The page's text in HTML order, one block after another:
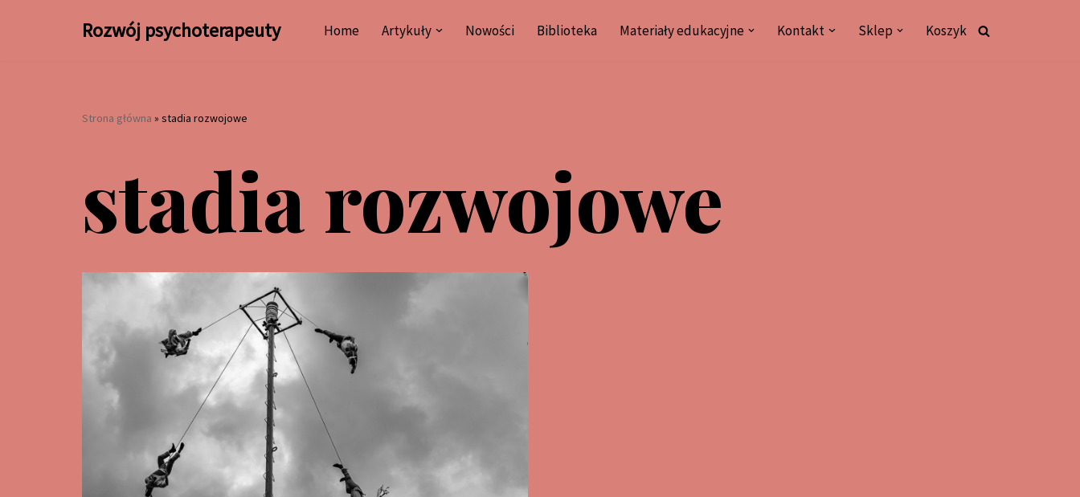
Rozwój psychoterapeuty Home Artykuły Nowości Biblioteka Materiały edukacyjne Kontakt Sklep Koszyk
Strona główna » stadia rozwojowe
stadia rozwojowe